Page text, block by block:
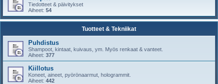
Tiedotteet & päivitykset
Aiheet: 54
Tuotteet & Tekniikat
Puhdistus
Shampoot, kintaat, kuivaus, ym. Myös renkaat & vanteet.
Aiheet: 377
Kiillotus
Koneet, aineet, pyörönaarmut, hologrammit.
Aiheet: 442